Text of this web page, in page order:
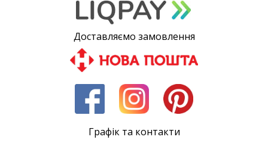
Доставляємо замовлення
Графік та контакти